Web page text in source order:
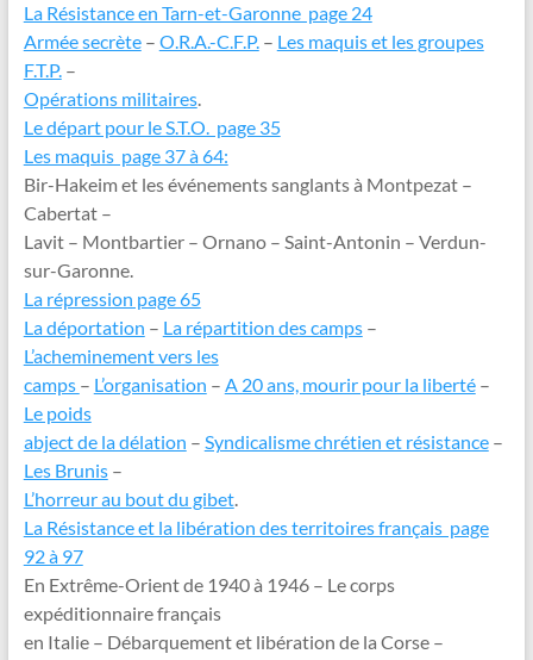
La Résistance en Tarn-et-Garonne page 24
Armée secrète– O.R.A.-C.F.P.– Les maquis et les groupes
F.T.P.–
Opérations militaires.
Le départ pour le S.T.O. page 35
Les maquis page 37 à 64:
Bir-Hakeim et les événements sanglants à Montpezat –
Cabertat –
Lavit – Montbartier – Ornano – Saint-Antonin – Verdun-
sur-Garonne.
La répression page 65
La déportation – La répartition des camps–
L’acheminement vers les
camps – L’organisation – A 20 ans, mourir pour la liberté–
Le poids
abject de la délation – Syndicalisme chrétien et résistance–
Les Brunis–
L’horreur au bout du gibet.
La Résistance et la libération des territoires français page
92 à 97
En Extrême-Orient de 1940 à 1946 – Le corps
expéditionnaire français
en Italie – Débarquement et libération de la Corse –